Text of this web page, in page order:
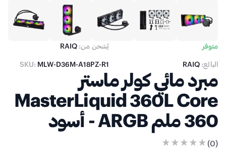
متوفر يُشحن من: RAIQ
البائع: RAIQ
SKU: MLW-D36M-A18PZ-R1
مبرد مائي كولر ماستر
MasterLiquid 360L Core
360 ملم ARGB - أسود
(
0
)